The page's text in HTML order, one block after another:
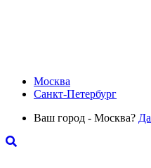
Москва
Санкт-Петербург
Ваш город - Москва? Да